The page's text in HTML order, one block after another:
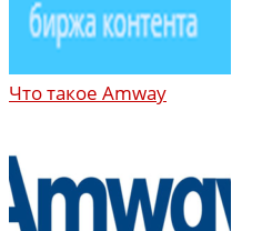
Что такое Amway